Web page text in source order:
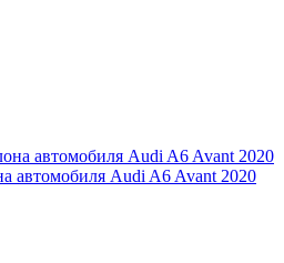
автомобиля Audi A6 Avant 2020